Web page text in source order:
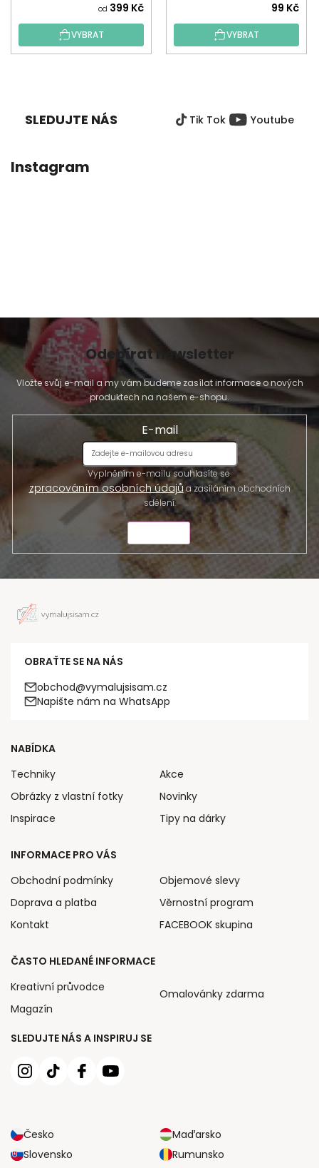
od 399 Kč
VYBRAT
hodnocení
produktu
je
hvězdiček.
99 Kč
VYBRAT
SLEDUJTE NÁS Tik Tok Youtube
Instagram
Odebírat newsletter
Vložte svůj e-mail a my vám budeme zasílat informace o nových
produktech na našem e-shopu.
E-mail
Vyplněním e-mailu souhlasíte se
zpracováním osobních údajůa zasíláním obchodních
sdělení.
OBRAŤTE SE NA NÁS
obchod@vymalujsisam.cz
Napište nám na WhatsApp
SLEDUJTE NÁS A INSPIRUJ SE
Česko
Maďarsko
Slovensko
Rumunsko
NABÍDKA
Techniky
Obrázky z vlastní fotky
Inspirace
Akce
Novinky
Tipy na dárky
INFORMACE PRO VÁS
Obchodní podmínky
Doprava a platba
Kontakt
Objemové slevy
Věrnostní program
FACEBOOK skupina
ČASTO HLEDANÉ INFORMACE
Kreativní průvodce
Magazín
Omalovánky zdarma